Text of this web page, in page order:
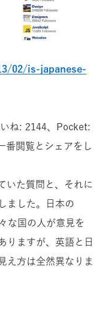
02/is-japanese-
ね: 2144、Pocket:
番閲覧とシェアをし
いた質問と、それに
ました。日本の
な国の人が意見を
りますが、英語と日
え方は全然異なりま